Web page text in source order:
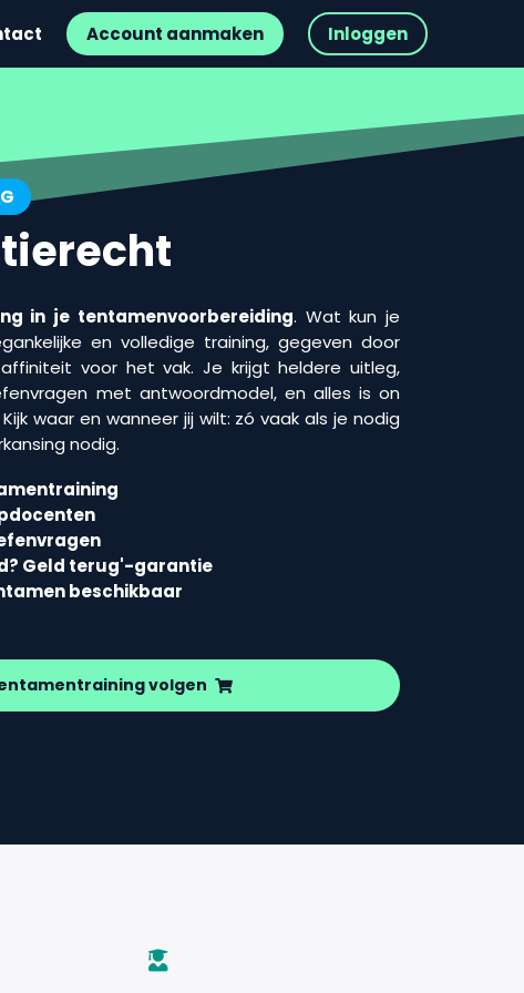
Account aanmaken Inloggen
in je tentamenvoorbereiding. Wat kun je
en volledige training, gegeven door
voor het vak. Je krijgt heldere uitleg,
met antwoordmodel, en alles is on
waar en wanneer jij wilt: zó vaak als je nodig
nodig.
Geld terug'-garantie
beschikbaar
volgen